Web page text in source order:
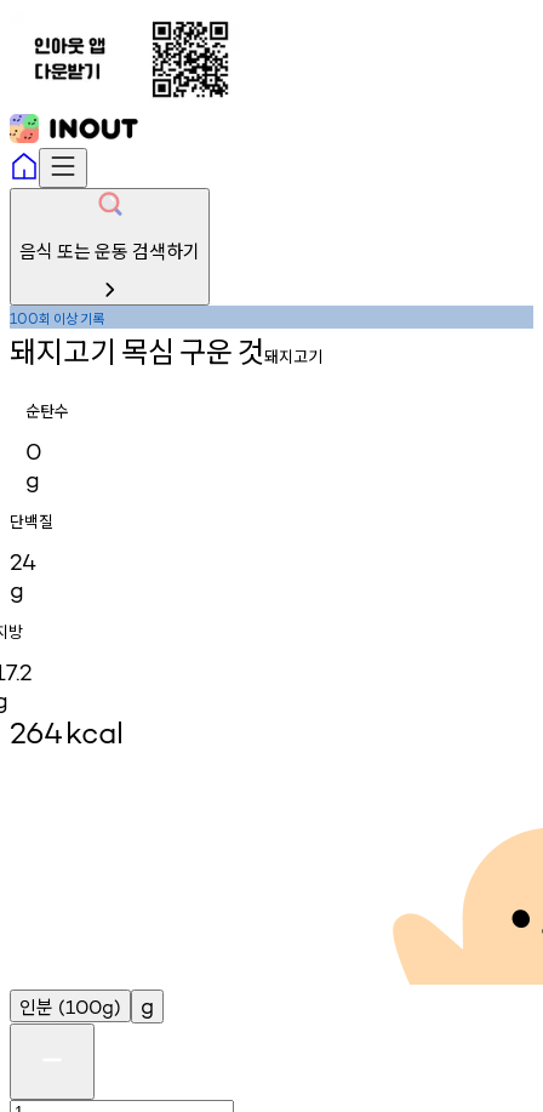
음식 또는 운동 검색하기
100회 이상기록
돼지고기 목심 구운것돼지고기
순탄수
0
g
단백질
24
g
방
264kcal
인분 (100g) g